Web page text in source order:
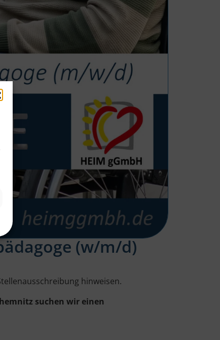
(w/m/d)
hinweisen.
suchen wir einen